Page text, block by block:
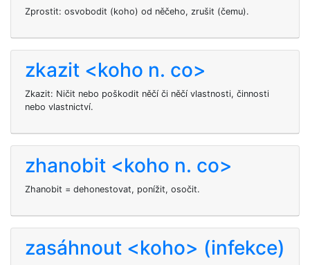
Zprostit: osvobodit (koho) od něčeho, zrušit (čemu).
zkazit <koho n. co>
Zkazit: Ničit nebo poškodit něčí či něčí vlastnosti, činnosti
nebo vlastnictví.
zhanobit <koho n. co>
Zhanobit = dehonestovat, ponížit, osočit.
zasáhnout <koho> (infekce)